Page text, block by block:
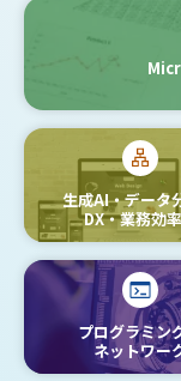
生成AI・データ
DX・業務効
プログラミン
ネットワー